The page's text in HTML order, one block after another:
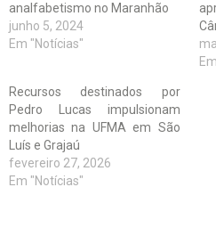
analfabetismo no Maranhão
junho 5, 2024
Em "Notícias"
Recursos destinados por
Pedro Lucas impulsionam
melhorias na UFMA em São
Luís e Grajaú
fevereiro 27, 2026
Em "Notícias"